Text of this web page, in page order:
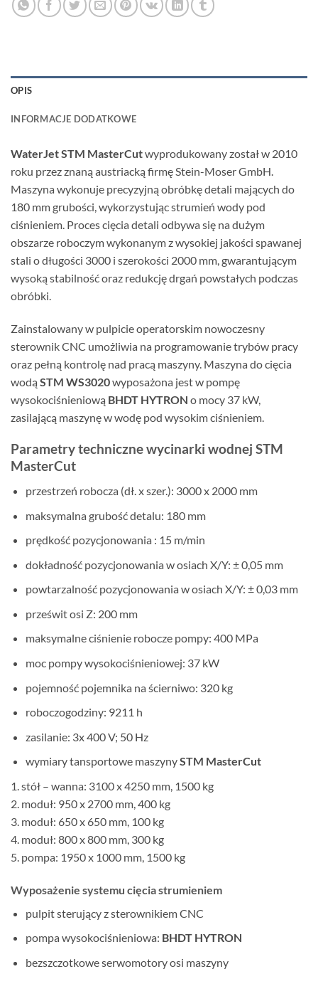
OPIS
INFORMACJE DODATKOWE
WaterJet STM MasterCutwyprodukowany został w 2010
roku przez znaną austriacką firmę Stein-Moser GmbH.
Maszyna wykonuje precyzyjną obróbkę detali mających do
180 mm grubości, wykorzystując strumień wody pod
ciśnieniem. Proces cięcia detali odbywa się na dużym
obszarze roboczym wykonanym z wysokiej jakości spawanej
stali o długości 3000 i szerokości 2000 mm, gwarantującym
wysoką stabilność oraz redukcję drgań powstałych podczas
obróbki.
Zainstalowany w pulpicie operatorskim nowoczesny
sterownik CNC umożliwia na programowanie trybów pracy
oraz pełną kontrolę nad pracą maszyny. Maszyna do cięcia
wodą STM WS3020wyposażona jest w pompę
wysokociśnieniową BHDT HYTRON o mocy 37 kW,
zasilającą maszynę w wodę pod wysokim ciśnieniem.
Parametry techniczne wycinarki wodnej STM
MasterCut
przestrzeń robocza (dł. x szer.): 3000 x 2000 mm
maksymalna grubość detalu: 180 mm
prędkość pozycjonowania : 15 m/min
dokładność pozycjonowania w osiach X/Y: ± 0,05 mm
powtarzalność pozycjonowania w osiach X/Y: ± 0,03 mm
prześwit osi Z: 200 mm
maksymalne ciśnienie robocze pompy: 400 MPa
moc pompy wysokociśnieniowej: 37 kW
pojemność pojemnika na ścierniwo: 320 kg
roboczogodziny: 9211 h
zasilanie: 3x 400 V; 50 Hz
wymiary tansportowe maszynySTM MasterCut
1. stół – wanna: 3100 x 4250 mm, 1500 kg
2. moduł: 950 x 2700 mm, 400 kg
3. moduł: 650 x 650 mm, 100 kg
4. moduł: 800 x 800 mm, 300 kg
5. pompa: 1950 x 1000 mm, 1500 kg
Wyposażenie systemu cięcia strumieniem
pulpit sterujący z sterownikiem CNC
pompa wysokociśnieniowa: BHDT HYTRON
bezszczotkowe serwomotory osi maszyny